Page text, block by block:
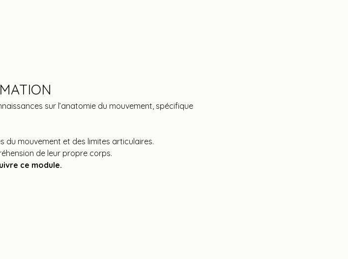
sur l’anatomie du mouvement, spécifique
du mouvement et des limites articulaires.
de leur propre corps.
ce module.